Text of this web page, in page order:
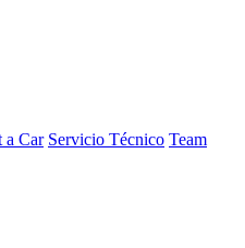
a Car Servicio Técnico Team